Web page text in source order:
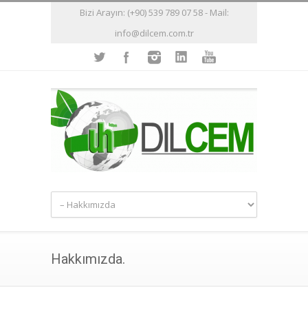
Bizi Arayın: (+90) 539 789 07 58 - Mail:
info@dilcem.com.tr
Hakkımızda.